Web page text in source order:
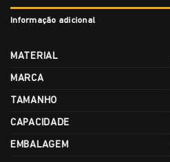
Informação adicional
MATERIAL
MARCA
TAMANHO
CAPACIDADE
EMBALAGEM